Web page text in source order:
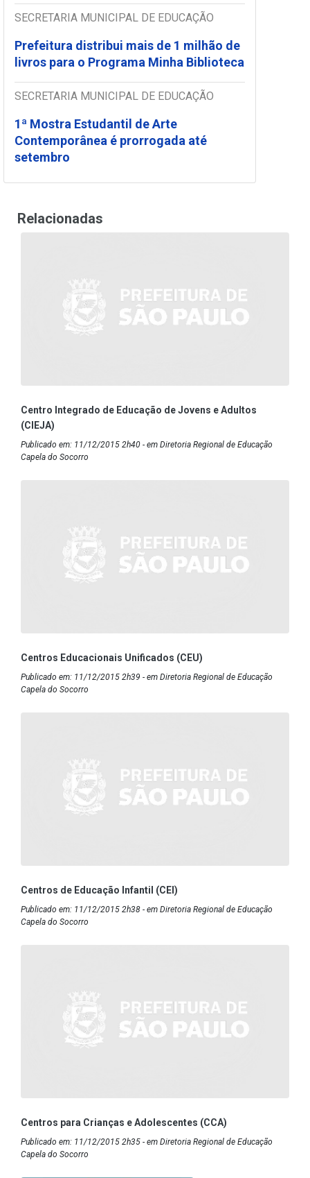
SECRETARIA MUNICIPAL DE EDUCAÇÃO
Prefeitura distribui mais de 1 milhão de
livros para o Programa Minha Biblioteca
SECRETARIA MUNICIPAL DE EDUCAÇÃO
1ª Mostra Estudantil de Arte
Contemporânea é prorrogada até
setembro
Relacionadas
Centro Integrado de Educação de Jovens e Adultos
(CIEJA)
Publicado em: 11/12/2015 2h40 - em Diretoria Regional de Educação
Capela do Socorro
Centros Educacionais Unificados (CEU)
Publicado em: 11/12/2015 2h39 - em Diretoria Regional de Educação
Capela do Socorro
Centros de Educação Infantil (CEI)
Publicado em: 11/12/2015 2h38 - em Diretoria Regional de Educação
Capela do Socorro
Centros para Crianças e Adolescentes (CCA)
Publicado em: 11/12/2015 2h35 - em Diretoria Regional de Educação
Capela do Socorro